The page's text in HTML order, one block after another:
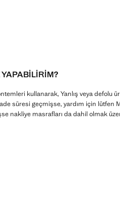
kullanarak, Yanlış veya defolu
süresi geçmişse, yardım için lütfen
nakliye masrafları da dahil olmak